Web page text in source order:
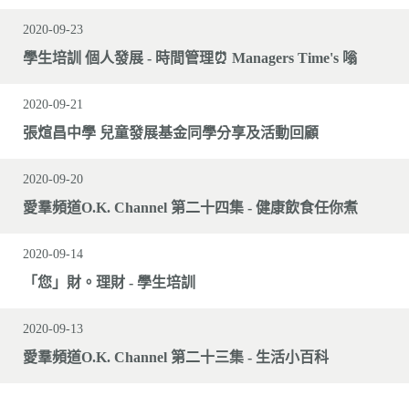
2020-09-23
學生培訓 個人發展 - 時間管理⏰ Managers Time's 嗡
2020-09-21
張煊昌中學 兒童發展基金同學分享及活動回顧
2020-09-20
愛羣頻道O.K. Channel 第二十四集 - 健康飲食任你煮
2020-09-14
「您」財。理財 - 學生培訓
2020-09-13
愛羣頻道O.K. Channel 第二十三集 - 生活小百科